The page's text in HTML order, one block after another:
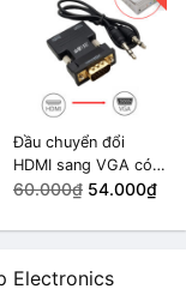
Đầu chuyển đổi
HDMI sang VGA có
đầu ra âm thanh
60.000₫ 54.000₫